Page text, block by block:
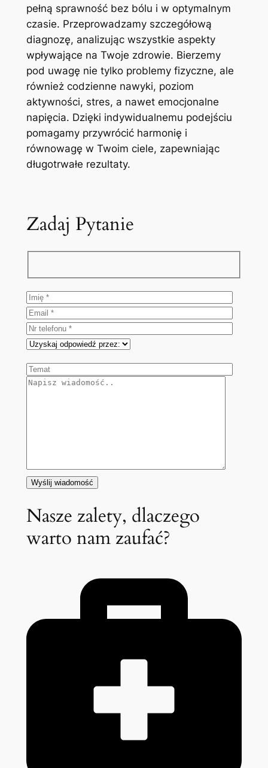
pełną sprawność bez bólu i w optymalnym
czasie. Przeprowadzamy szczegółową
diagnozę, analizując wszystkie aspekty
wpływające na Twoje zdrowie. Bierzemy
pod uwagę nie tylko problemy fizyczne, ale
również codzienne nawyki, poziom
aktywności, stres, a nawet emocjonalne
napięcia. Dzięki indywidualnemu podejściu
pomagamy przywrócić harmonię i
równowagę w Twoim ciele, zapewniając
długotrwałe rezultaty.
Zadaj Pytanie
Nasze zalety, dlaczego
warto nam zaufać?